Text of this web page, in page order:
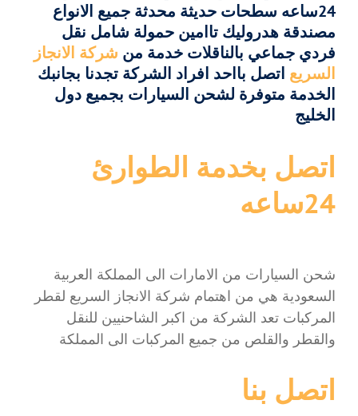
24ساعه سطحات حديثة محدثة جميع الانواع
مصندقة هدروليك تاامين حمولة شامل نقل
فردي جماعي بالناقلات خدمة من شركة الانجاز
السريع اتصل بااحد افراد الشركة تجدنا بجانبك
الخدمة متوفرة لشحن السيارات بجميع دول
الخليج
اتصل بخدمة الطوارئ
24ساعه
شحن السيارات من الامارات الى المملكة العربية
السعودية هي من اهتمام شركة الانجاز السريع لقطر
المركبات تعد الشركة من اكبر الشاحنيين للنقل
والقطر والقلص من جميع المركبات الى المملكة
اتصل بنا